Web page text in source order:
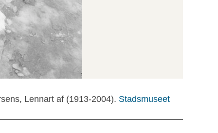
Lennart af (1913-2004). Stadsmuseet